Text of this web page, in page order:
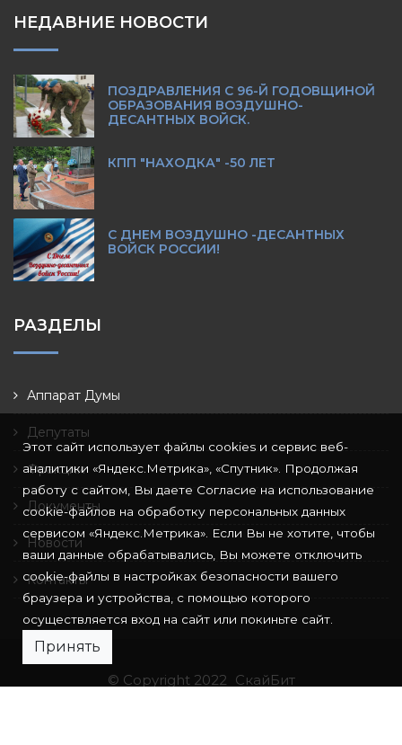
НЕДАВНИЕ НОВОСТИ
ПОЗДРАВЛЕНИЯ С 96-Й ГОДОВЩИНОЙ
ОБРАЗОВАНИЯ ВОЗДУШНО-
ДЕСАНТНЫХ ВОЙСК.
КПП "НАХОДКА" -50 ЛЕТ
С ДНЕМ ВОЗДУШНО -ДЕСАНТНЫХ
ВОЙСК РОССИИ!
РАЗДЕЛЫ
Аппарат Думы
Депутаты
Фракции
Документы
Новости
Контакты
© Copyright 2022 СкайБит
Этот сайт использует файлы cookies и сервис веб-
аналитики «Яндекс.Метрика», «Спутник». Продолжая
работу с сайтом, Вы даете Согласие на использование
cookie-файлов на обработку персональных данных
сервисом «Яндекс.Метрика». Если Вы не хотите, чтобы
ваши данные обрабатывались, Вы можете отключить
cookie-файлы в настройках безопасности вашего
браузера и устройства, с помощью которого
осуществляется вход на сайт или покиньте сайт.
Принять